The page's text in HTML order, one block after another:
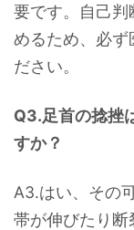
要です。自己
めるため、必ず
ださい。
Q3.足首の捻挫
すか？
A3.はい、その
帯が伸びたり